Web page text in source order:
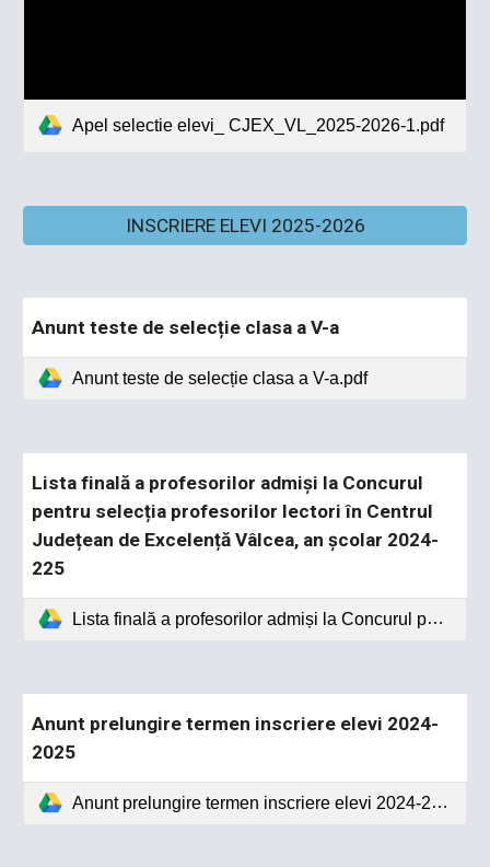
Apel selectie elevi_ CJEX_VL_2025-2026-1.pdf
INSCRIERE ELEVI 2025-2026
Anunt teste de selecție clasa a V-a
Anunt teste de selecție clasa a V-a.pdf
Lista finală a profesorilor admiși la Concurul
pentru selecția profesorilor lectori în Centrul
Județean de Excelență Vâlcea, an școlar 2024-
225
Lista finală a profesorilor admiși la Concurul pentru selecția profesorilor lectori în Centrul Județean de Excelență Vâlcea, an școlar 2024-225.pdf
Anunt prelungire termen inscriere elevi 2024-
2025
Anunt prelungire termen inscriere elevi 2024-2025.pdf